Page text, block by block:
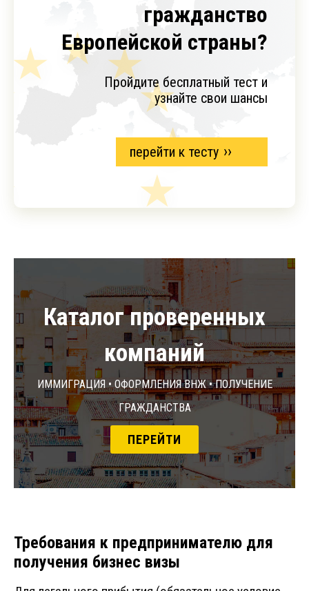
гражданство
Европейской страны?
Пройдите бесплатный тест и
узнайте свои шансы
перейти к тесту
Каталог проверенных
компаний
Иммиграция • Оформления ВНЖ • Получение
гражданства
ПЕРЕЙТИ
Требования к предпринимателю для
получения бизнес визы